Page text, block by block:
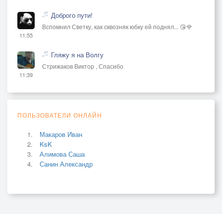
11:55
Доброго пути!
Вспомнил Светку, как сквозняк юбку ей поднял... 😘🌹
11:39
Гляжу я на Волгу
Стрижаков Виктор , Спасибо
ПОЛЬЗОВАТЕЛИ ОНЛАЙН
Макаров Иван
KsK
Алимова Саша
Санин Александр